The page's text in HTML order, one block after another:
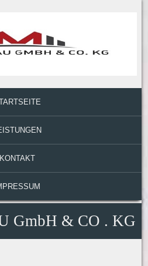
KONTAKT
GmbH & CO . KG